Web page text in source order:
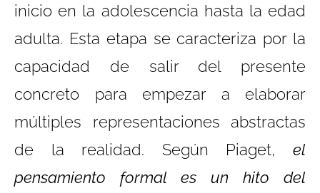
inicio en la adolescencia hasta la edad
adulta. Esta etapa se caracteriza por la
capacidad de salir del presente
concreto para empezar a elaborar
múltiples representaciones abstractas
de la realidad. Según Piaget, el
pensamiento formal es un hito del